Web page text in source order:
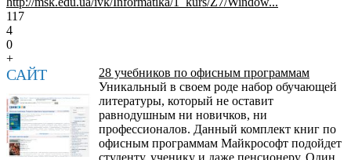
117
4
0
+
САЙТ
28 учебников по офисным программам
Уникальный в своем роде набор обучающей
литературы, который не оставит
равнодушным ни новичков, ни
профессионалов. Данный комплект книг по
офисным программам Майкрософт подойдет
студенту, ученику и даже пенсионеру. Один